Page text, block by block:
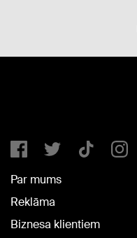
Par mums
Reklāma
Biznesa klientiem